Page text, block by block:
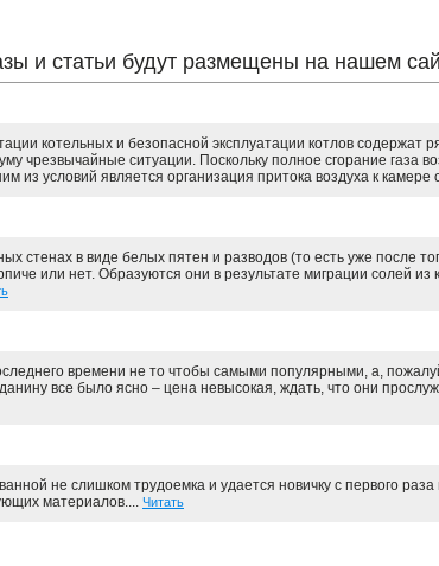
и статьи будут размещены на нашем
котельных и безопасной эксплуатации котлов содержат
чрезвычайные ситуации. Поскольку полное сгорание газа
из условий является организация притока воздуха к камере
стенах в виде белых пятен и разводов (то есть уже после
или нет. Образуются они в результате миграции солей из
времени не то чтобы самыми популярными, а,
все было ясно – цена невысокая, ждать, что они
не слишком трудоемка и удается новичку с первого
материалов.... Читать